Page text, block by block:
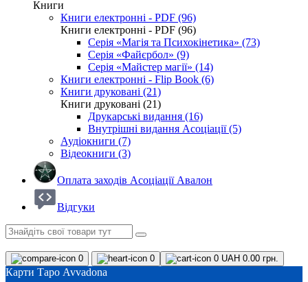
Книги
Книги електронні - PDF (96)
Книги електронні - PDF (96)
Серія «Магія та Психокінетика» (73)
Серія «Файєрбол» (9)
Серія «Майстер магії» (14)
Книги електронні - Flip Book (6)
Книги друковані (21)
Книги друковані (21)
Друкарські видання (16)
Внутрішні видання Асоціації (5)
Аудіокниги (7)
Відеокниги (3)
Оплата заходів Асоціації Авалон
Відгуки
0 0 0 UAH 0.00 грн.
Карти Таро Avvadona